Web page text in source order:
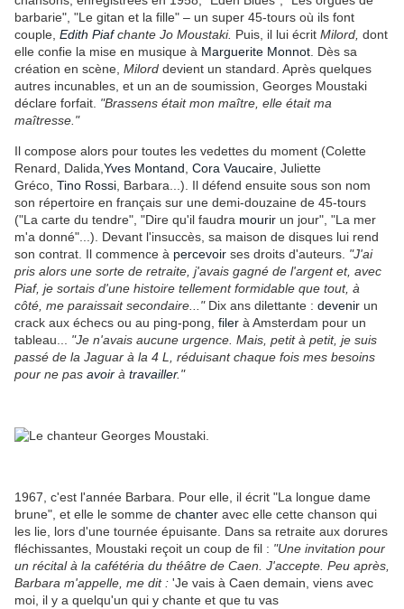
barbarie", "Le gitan et la fille" – un super 45-tours où ils font
couple, Edith Piafchante Jo Moustaki. Puis, il lui écrit Milord, dont
elle confie la mise en musique à Marguerite Monnot . Dès sa
création en scène, Milord devient un standard. Après quelques
autres incunables, et un an de soumission, Georges Moustaki
déclare forfait. "Brassens était mon maître, elle était ma
maîtresse."
Il compose alors pour toutes les vedettes du moment (Colette
Renard, Dalida, Yves Montand Cora Vaucaire , Juliette
Gréco, Tino Rossi , Barbara...). Il défend ensuite sous son nom
son répertoire en français sur une demi-douzaine de 45-tours
("La carte du tendre", "Dire qu'il faudra mourir un jour", "La mer
m'a donné"...). Devant l'insuccès, sa maison de disques lui rend
son contrat. Il commence à percevoir ses droits d'auteurs. "J'ai
pris alors une sorte de retraite, j'avais gagné de l'argent et, avec
Piaf, je sortais d'une histoire tellement formidable que tout, à
côté, me paraissait secondaire..."Dix ans dilettante : devenir un
crack aux échecs ou au ping-pong, filer à Amsterdam pour un
tableau... "Je n'avais aucune urgence. Mais, petit à petit, je suis
passé de la Jaguar à la 4 L, réduisant chaque fois mes besoins
pour ne pas avoir à travailler."
1967, c'est l'année Barbara. Pour elle, il écrit "La longue dame
brune", et elle le somme de chanter avec elle cette chanson qui
les lie, lors d'une tournée épuisante. Dans sa retraite aux dorures
fléchissantes, Moustaki reçoit un coup de fil : "Une invitation pour
un récital à la cafétéria du théâtre de Caen. J'accepte. Peu après,
Barbara m'appelle, me dit : 'Je vais à Caen demain, viens avec
moi, il y a quelqu'un qui y chante et que tu vas